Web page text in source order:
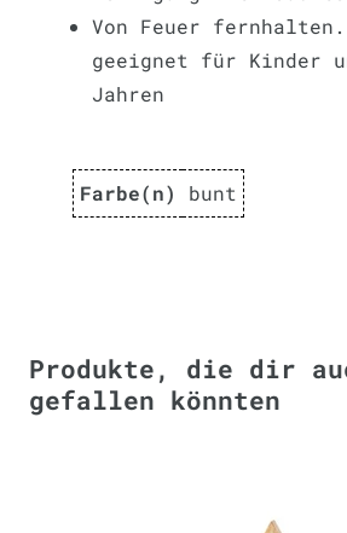
Von Feuer
geeignet für Kinder
Jahren
Farbe(n) bunt
Produkte, die dir
gefallen könnten